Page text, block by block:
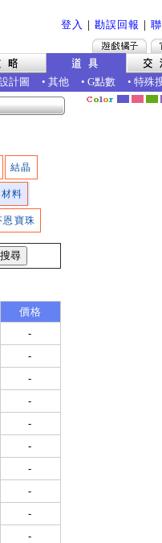
登入 ｜ 勘誤回報 ｜
計圖 • 其他 • G點數 • 特殊
結晶
料
恩寶珠
價格
-
-
-
-
-
-
-
-
-
-